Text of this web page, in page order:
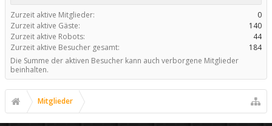
Zurzeit aktive Mitglieder:
0
Zurzeit aktive Gäste:
140
Zurzeit aktive Robots:
44
Zurzeit aktive Besucher gesamt:
184
Die Summe der aktiven Besucher kann auch verborgene Mitglieder
beinhalten.
Mitglieder